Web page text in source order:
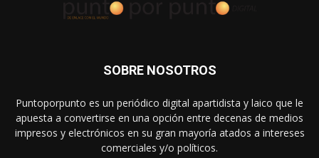
SOBRE NOSOTROS
Puntoporpunto es un periódico digital apartidista y laico que le
apuesta a convertirse en una opción entre decenas de medios
impresos y electrónicos en su gran mayoría atados a intereses
comerciales y/o políticos.